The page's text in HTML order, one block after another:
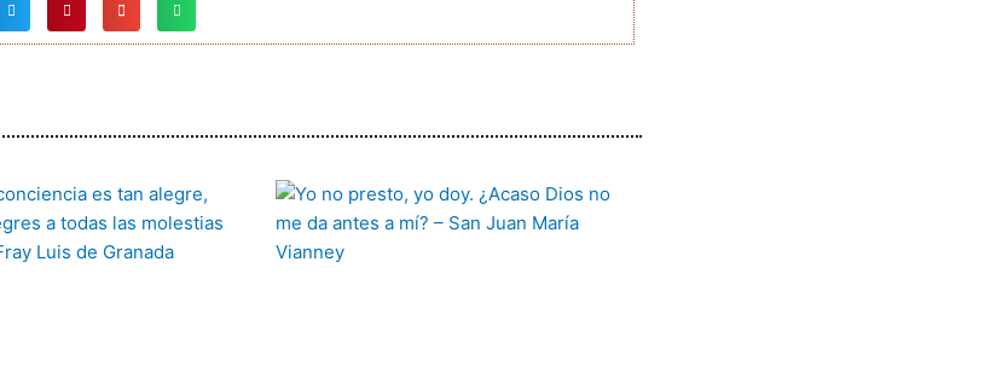
PáginaPáginaPáginaPáginaPágina